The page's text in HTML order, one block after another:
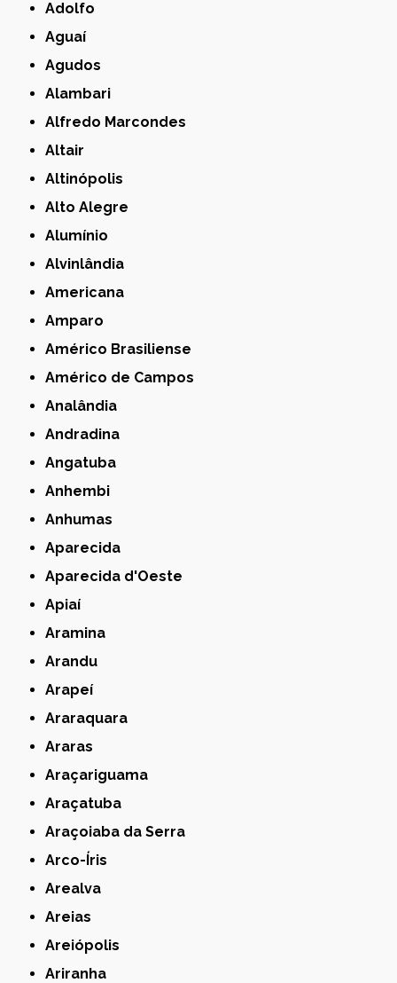
Adolfo
Aguaí
Agudos
Alambari
Alfredo Marcondes
Altair
Altinópolis
Alto Alegre
Alumínio
Alvinlândia
Americana
Amparo
Américo Brasiliense
Américo de Campos
Analândia
Andradina
Angatuba
Anhembi
Anhumas
Aparecida
Aparecida d'Oeste
Apiaí
Aramina
Arandu
Arapeí
Araraquara
Araras
Araçariguama
Araçatuba
Araçoiaba da Serra
Arco-Íris
Arealva
Areias
Areiópolis
Ariranha